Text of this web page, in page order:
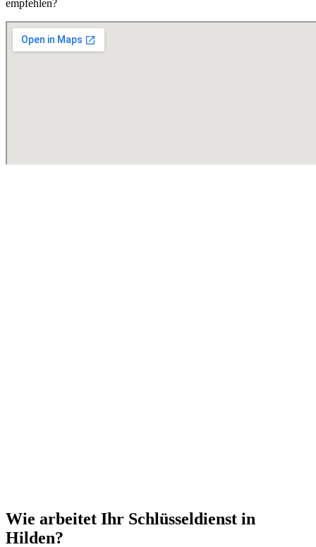
empfehlen?
Wie arbeitet Ihr Schlüsseldienst in
Hilden?